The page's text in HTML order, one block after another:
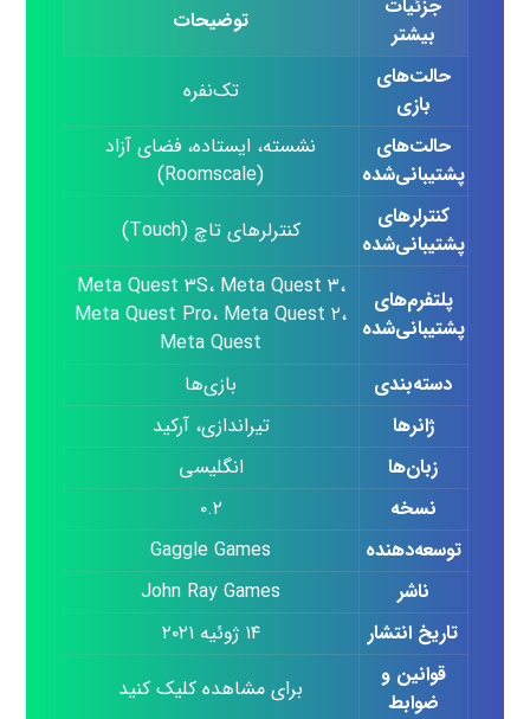
جزئیات
بیشتر
توضیحات
حالت‌های
بازی
تک‌نفره
حالت‌های
پشتیبانی‌شده
نشسته، ایستاده، فضای آزاد
(Roomscale)
کنترلرهای
پشتیبانی‌شده
کنترلرهای تاچ (Touch)
پلتفرم‌های
پشتیبانی‌شده
Meta Quest ۳S، Meta Quest ۳،
Meta Quest Pro، Meta Quest ۲،
Meta Quest
دسته‌بندی
بازی‌ها
ژانرها
تیراندازی، آرکید
زبان‌ها
انگلیسی
نسخه
۰.۲
توسعه‌دهنده
Gaggle Games
ناشر
John Ray Games
تاریخ انتشار
۱۴ ژوئیه ۲۰۲۱
قوانین و
ضوابط
برای مشاهده کلیک کنید